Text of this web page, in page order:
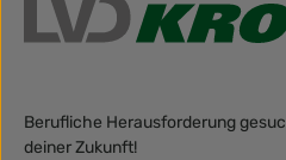
Berufliche Herausforderung
deiner Zukunft!